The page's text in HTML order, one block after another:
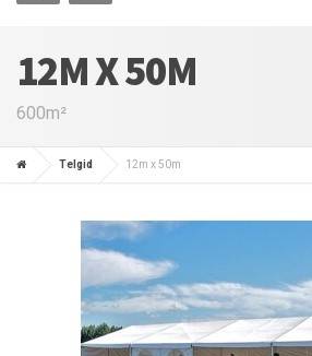
12M X 50M
600m²
Telgid 12m x 50m